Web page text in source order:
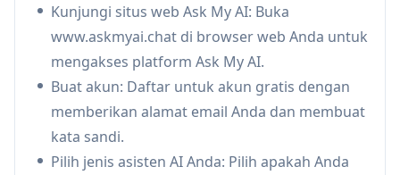
tempat kerja seperti Slack dan Teams
Penerimaan basis pengetahuan: Dapat
menerima konten dari situs web, dokumen,
dan sumber lain untuk membangun
pengetahuan AI
Akses API:
untuk integrasi dengan aplikasi lain
Kunjungi situs web Ask My AI: Buka
www.askmyai.chat di browser web Anda untuk
mengakses platform Ask My AI.
Buat akun: Daftar untuk akun gratis dengan
memberikan alamat email Anda dan membuat
kata sandi.
Pilih jenis asisten AI Anda: Pilih apakah Anda